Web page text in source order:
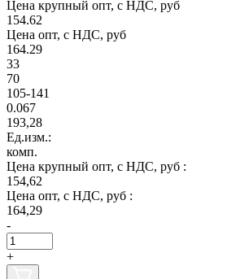
Цена крупный опт, с НДС, руб
154.62
Цена опт, с НДС, руб
164.29
33
70
105-141
0.067
193,28
Ед.изм.:
комп.
Цена крупный опт, с НДС, руб :
154,62
Цена опт, с НДС, руб :
164,29
-
+